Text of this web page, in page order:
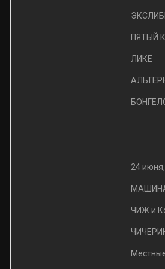
ПЯТЫЙ
ЛИКЕ
24
ЧИЖ и